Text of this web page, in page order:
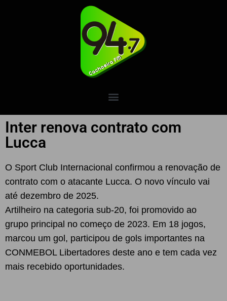
Inter renova contrato com
Lucca
O Sport Club Internacional confirmou a renovação de
contrato com o atacante Lucca. O novo vínculo vai
até dezembro de 2025.
Artilheiro na categoria sub-20, foi promovido ao
grupo principal no começo de 2023. Em 18 jogos,
marcou um gol, participou de gols importantes na
CONMEBOL Libertadores deste ano e tem cada vez
mais recebido oportunidades.